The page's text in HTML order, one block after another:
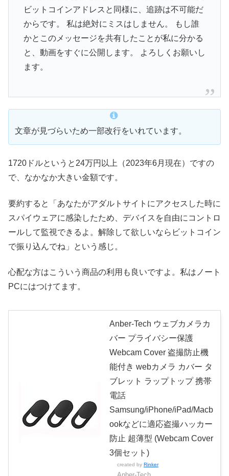
ビットコインアドレスと同様に、追跡は不可能だ
からです。 私は絶対にミスはしません。 もし誰
かとこのメッセージを共有したことが私に分かる
と、動画をすぐに公開します。 よろしくお願いし
ます。
文章が見づらいため一部改行をいれています。
1720ドルというと24万円以上（2023年6月現在）ですの
で、なかなか大きい金額です。
要約すると「あなたがアダルトサイトにアクセスした時に
スパイウェアに感染したため、デバイスを自由にコントロ
ールして監視できるよ。解除して欲しいならビットコイン
で振り込んでね」という感じ。
心配な方はこういう商品の利用も良いですよ。私はノート
PCにはつけてます。
Anber-Tech ウェブカメラカ
バー プライバシー保護
Webcam Cover 盗撮防止機
能付き webカメラ カバー タ
ブレット ラップトップ 携帯
電話
Samsung/iPhone/iPad/Macb
ookなどに適応盗撮ハッカー
防止 超薄型 (Webcam Cover
3個セット)
created by Rinker